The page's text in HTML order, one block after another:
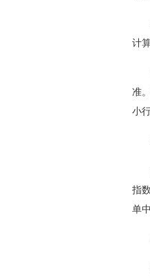
但
计
今
准
小
2
指
单
都